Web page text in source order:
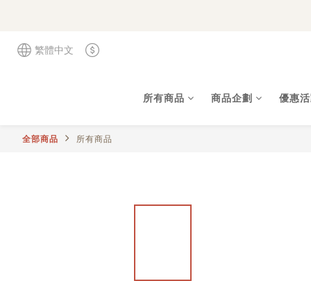
繁體中文
所有商品 商品企劃 優惠
全部商品 所有商品